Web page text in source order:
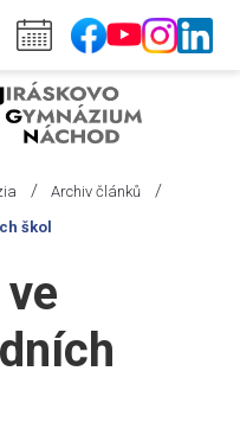
/ Archiv článků /
škol